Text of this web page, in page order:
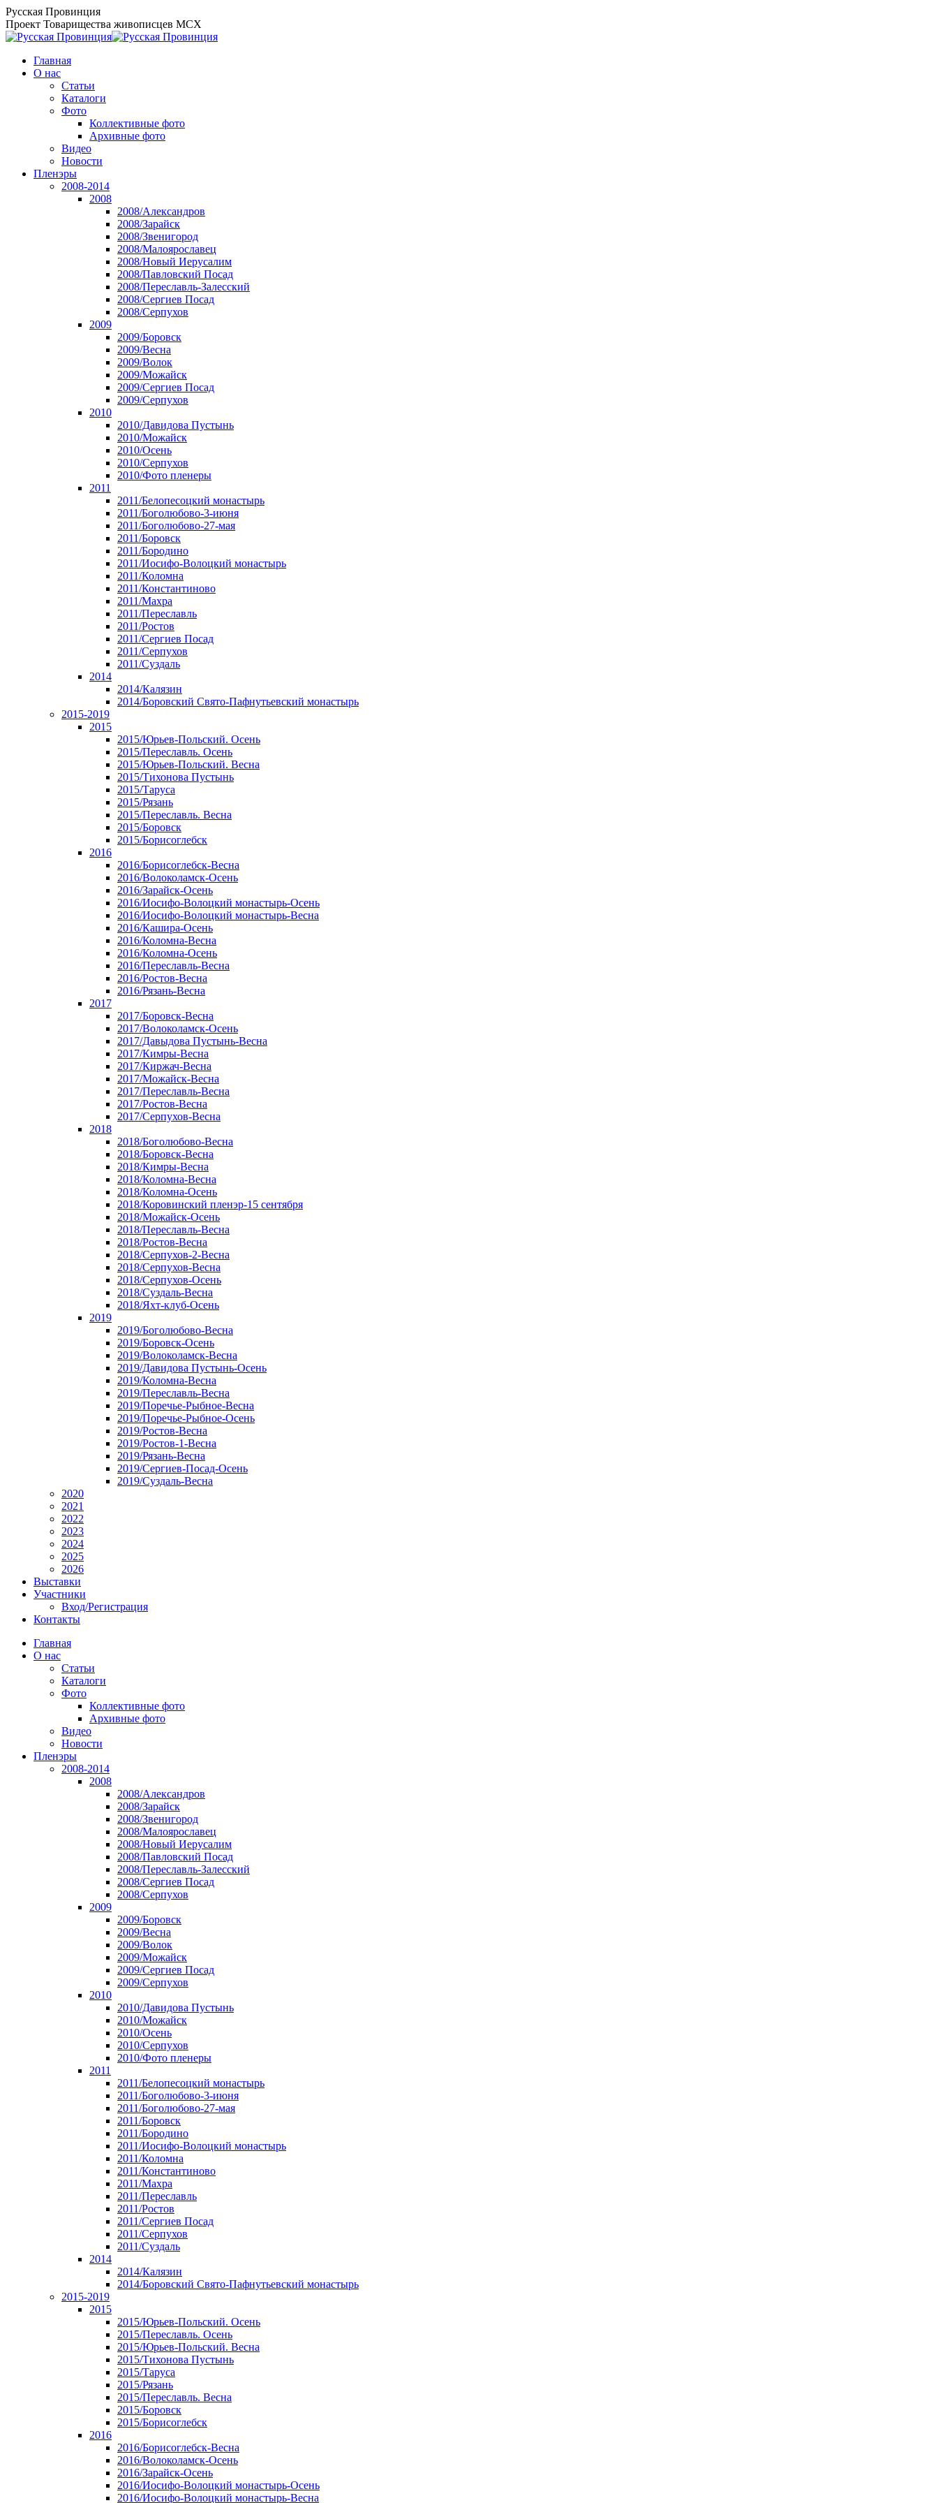
Перейти
к
содержанию
Русская Провинция
Проект Товарищества живописцев МСХ
Главная
О нас
Статьи
Каталоги
Фото
Коллективные фото
Архивные фото
Видео
Новости
Пленэры
2008-2014
2008
2008/Александров
2008/Зарайск
2008/Звенигород
2008/Малоярославец
2008/Новый Иерусалим
2008/Павловский Посад
2008/Переславль-Залесский
2008/Сергиев Посад
2008/Серпухов
2009
2009/Боровск
2009/Весна
2009/Волок
2009/Можайск
2009/Сергиев Посад
2009/Серпухов
2010
2010/Давидова Пустынь
2010/Можайск
2010/Осень
2010/Серпухов
2010/Фото пленеры
2011
2011/Белопесоцкий монастырь
2011/Боголюбово-3-июня
2011/Боголюбово-27-мая
2011/Боровск
2011/Бородино
2011/Иосифо-Волоцкий монастырь
2011/Коломна
2011/Константиново
2011/Махра
2011/Переславль
2011/Ростов
2011/Сергиев Посад
2011/Серпухов
2011/Суздаль
2014
2014/Калязин
2014/Боровский Свято-Пафнутьевский монастырь
2015-2019
2015
2015/Юрьев-Польский. Осень
2015/Переславль. Осень
2015/Юрьев-Польский. Весна
2015/Тихонова Пустынь
2015/Таруса
2015/Рязань
2015/Переславль. Весна
2015/Боровск
2015/Борисоглебск
2016
2016/Борисоглебск-Весна
2016/Волоколамск-Осень
2016/Зарайск-Осень
2016/Иосифо-Волоцкий монастырь-Осень
2016/Иосифо-Волоцкий монастырь-Весна
2016/Кашира-Осень
2016/Коломна-Весна
2016/Коломна-Осень
2016/Переславль-Весна
2016/Ростов-Весна
2016/Рязань-Весна
2017
2017/Боровск-Весна
2017/Волоколамск-Осень
2017/Давыдова Пустынь-Весна
2017/Кимры-Весна
2017/Киржач-Весна
2017/Можайск-Весна
2017/Переславль-Весна
2017/Ростов-Весна
2017/Серпухов-Весна
2018
2018/Боголюбово-Весна
2018/Боровск-Весна
2018/Кимры-Весна
2018/Коломна-Весна
2018/Коломна-Осень
2018/Коровинский пленэр-15 сентября
2018/Можайск-Осень
2018/Переславль-Весна
2018/Ростов-Весна
2018/Серпухов-2-Весна
2018/Серпухов-Весна
2018/Серпухов-Осень
2018/Суздаль-Весна
2018/Яхт-клуб-Осень
2019
2019/Боголюбово-Весна
2019/Боровск-Осень
2019/Волоколамск-Весна
2019/Давидова Пустынь-Осень
2019/Коломна-Весна
2019/Переславль-Весна
2019/Поречье-Рыбное-Весна
2019/Поречье-Рыбное-Осень
2019/Ростов-Весна
2019/Ростов-1-Весна
2019/Рязань-Весна
2019/Сергиев-Посад-Осень
2019/Суздаль-Весна
2020
2021
2022
2023
2024
2025
2026
Выставки
Участники
Вход/Регистрация
Контакты
Главная
О нас
Статьи
Каталоги
Фото
Коллективные фото
Архивные фото
Видео
Новости
Пленэры
2008-2014
2008
2008/Александров
2008/Зарайск
2008/Звенигород
2008/Малоярославец
2008/Новый Иерусалим
2008/Павловский Посад
2008/Переславль-Залесский
2008/Сергиев Посад
2008/Серпухов
2009
2009/Боровск
2009/Весна
2009/Волок
2009/Можайск
2009/Сергиев Посад
2009/Серпухов
2010
2010/Давидова Пустынь
2010/Можайск
2010/Осень
2010/Серпухов
2010/Фото пленеры
2011
2011/Белопесоцкий монастырь
2011/Боголюбово-3-июня
2011/Боголюбово-27-мая
2011/Боровск
2011/Бородино
2011/Иосифо-Волоцкий монастырь
2011/Коломна
2011/Константиново
2011/Махра
2011/Переславль
2011/Ростов
2011/Сергиев Посад
2011/Серпухов
2011/Суздаль
2014
2014/Калязин
2014/Боровский Свято-Пафнутьевский монастырь
2015-2019
2015
2015/Юрьев-Польский. Осень
2015/Переславль. Осень
2015/Юрьев-Польский. Весна
2015/Тихонова Пустынь
2015/Таруса
2015/Рязань
2015/Переславль. Весна
2015/Боровск
2015/Борисоглебск
2016
2016/Борисоглебск-Весна
2016/Волоколамск-Осень
2016/Зарайск-Осень
2016/Иосифо-Волоцкий монастырь-Осень
2016/Иосифо-Волоцкий монастырь-Весна